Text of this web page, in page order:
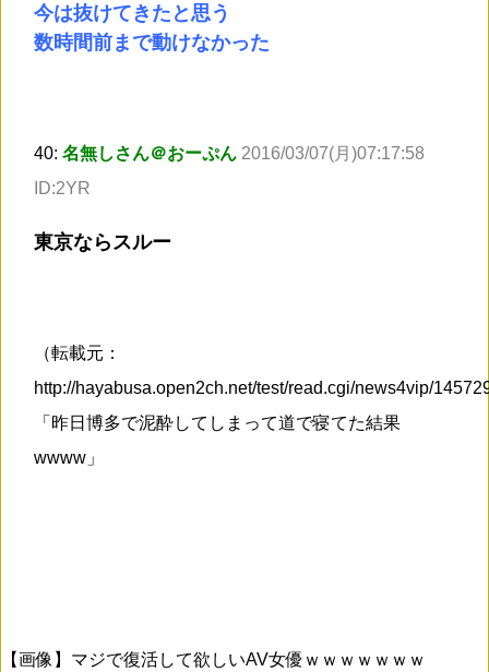
今は抜けてきたと思う
数時間前まで動けなかった
40: 名無しさん＠おーぷん 2016/03/07(月)07:17:58
ID:2YR
東京ならスルー
（転載元：
http://hayabusa.open2ch.net/test/read.cgi/news4vip/
「昨日博多で泥酔してしまって道で寝てた結果
wwww」
【画像】マジで復活して欲しいAV女優ｗｗｗｗｗｗｗ